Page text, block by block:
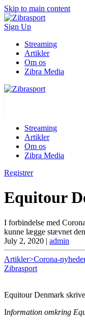
Skip to main content
Sign Up
Streaming
Artikler
Om os
Zibra Media
Streaming
Artikler
Om os
Zibra Media
Registrer
Equitour
I forbindelse med
kunne lægge stævnet
July 2, 2020 | admin
Artikler>Corona-
Zibrasport
Equitour Denmark
Information omkring